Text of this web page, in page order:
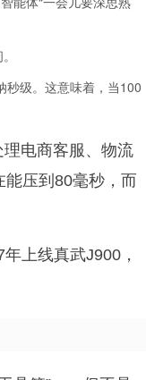
秒级。这意味着，当100
电商客服、物流
能压到80毫秒，而
上线真武J900，